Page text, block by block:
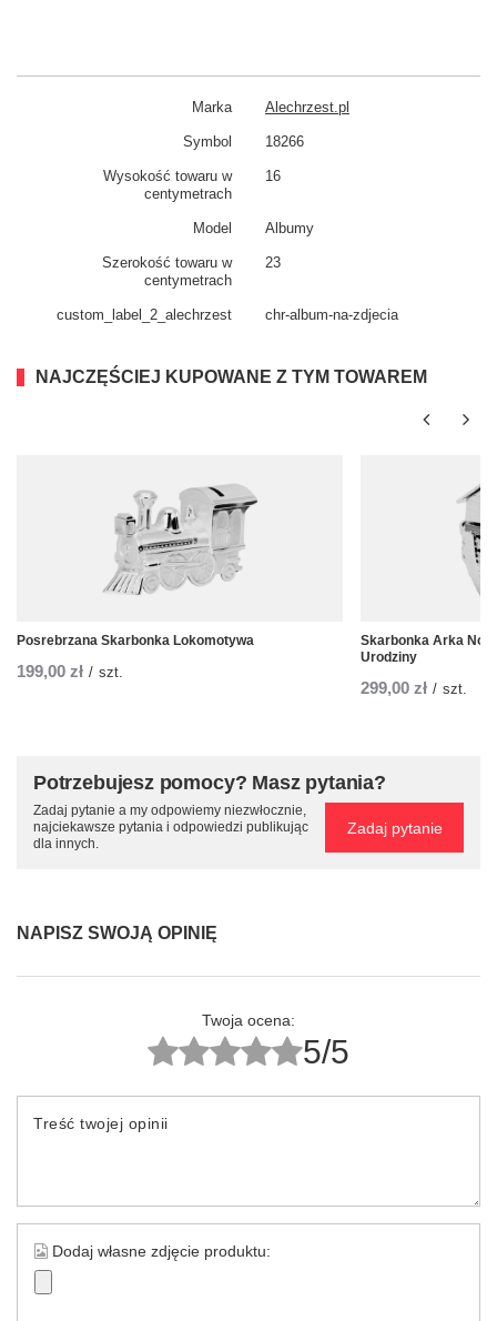
Marka Alechrzest.pl
Symbol 18266
Wysokość towaru w
centymetrach
16
Model Albumy
Szerokość towaru w
centymetrach
23
custom_​label_​2_alechrzest chr-album-na-zdjecia
NAJCZĘŚCIEJ KUPOWANE Z TYM TOWAREM
Posrebrzana Skarbonka Lokomotywa
199,00 zł / szt.
Skarbonka Arka
Urodziny
299,00 zł / szt.
Potrzebujesz pomocy? Masz pytania?
Zadaj pytanie a my odpowiemy niezwłocznie,
najciekawsze pytania i odpowiedzi publikując
dla innych.
Zadaj pytanie
NAPISZ SWOJĄ OPINIĘ
Twoja ocena:
5/5
Treść twojej opinii
Dodaj własne zdjęcie produktu: